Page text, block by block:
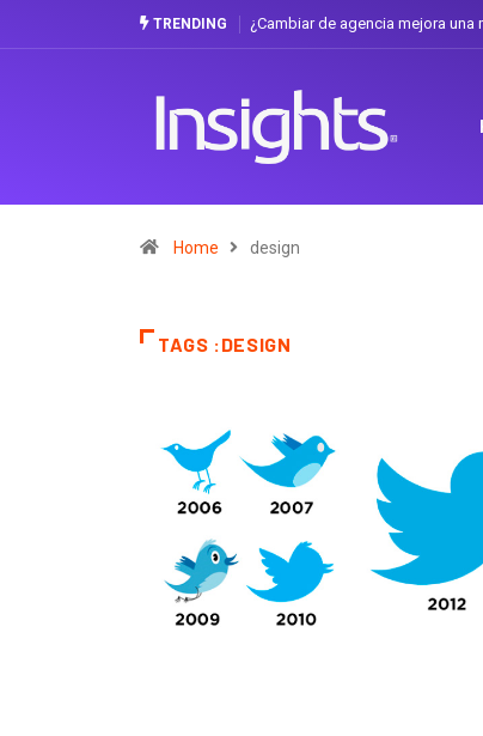
TRENDING
mejora una marca? La discusión que atraviesa a EcuadorGabriela
Home design
TAGS :DESIGN